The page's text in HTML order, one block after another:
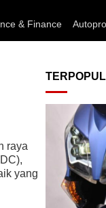
& Finance
raya
yang